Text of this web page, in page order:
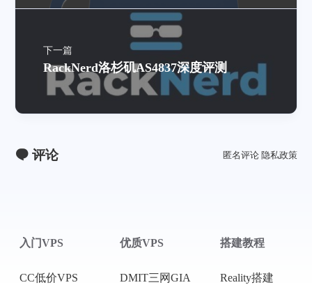
下一篇
RackNerd洛杉矶AS4837深度评测
评论 匿名评论 隐私政策
入门VPS
CC低价VPS
优质VPS
DMIT三网GIA
搭建教程
Reality搭建